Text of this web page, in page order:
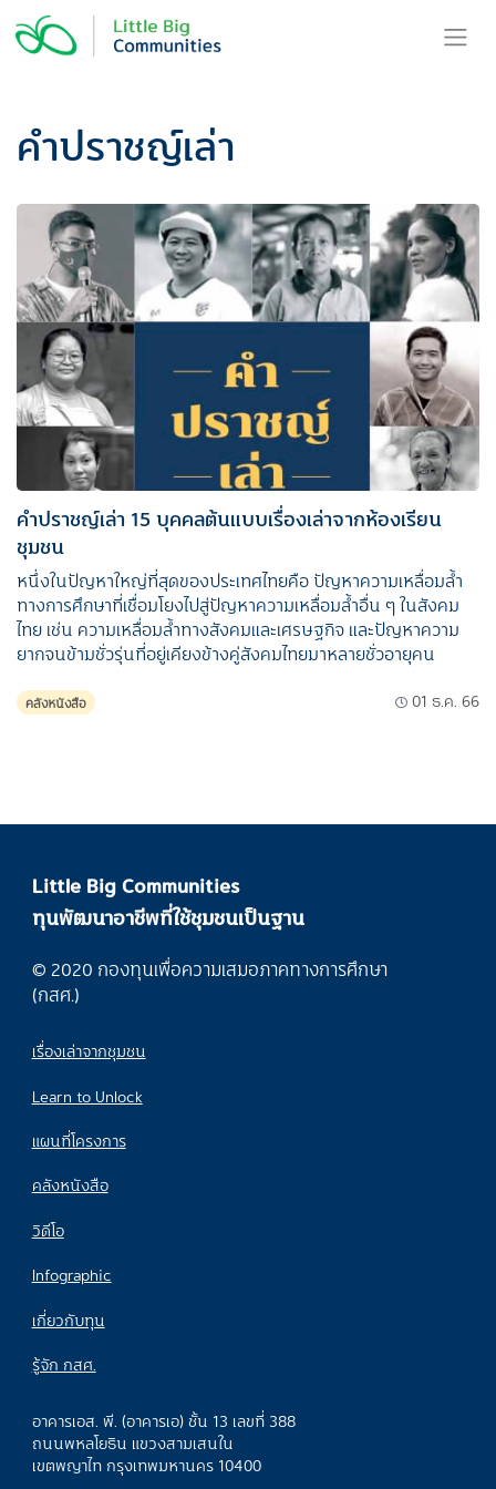
content
คำปราชญ​์เล่า
คำปราชญ์เล่า 15 บุคคลต้นแบบเรื่องเล่าจากห้องเรียน
ชุมชน
หนึ่งในปัญหาใหญ่ที่สุดของประเทศไทยคือ ปัญหาความเหลื่อมล้ำ
ทางการศึกษาที่เชื่อมโยงไปสู่ปัญหาความเหลื่อมล้ำอื่น ๆ ในสังคม
ไทย เช่น ความเหลื่อมล้ำทางสังคมและเศรษฐกิจ และปัญหาความ
ยากจนข้ามชั่วรุ่นที่อยู่เคียงข้างคู่สังคมไทยมาหลายชั่วอายุคน
คลังหนังสือ 01 ธ.ค. 66
Little Big Communities
ทุนพัฒนาอาชีพที่ใช้ชุมชนเป็นฐาน
© 2020 กองทุนเพื่อความเสมอภาคทางการศึกษา
(กสศ.)
เรื่องเล่าจากชุมชน
Learn to Unlock
แผนที่โครงการ
คลังหนังสือ
วิดีโอ
Infographic
เกี่ยวกับทุน
รู้จัก กสศ.
อาคารเอส. พี. (อาคารเอ) ชั้น 13 เลขที่ 388
ถนนพหลโยธิน แขวงสามเสนใน
เขตพญาไท กรุงเทพมหานคร 10400